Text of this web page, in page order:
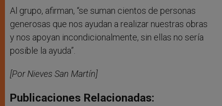
Al grupo, afirman, “se suman cientos de personas
generosas que nos ayudan a realizar nuestras obras
y nos apoyan incondicionalmente, sin ellas no sería
posible la ayuda”.
[Por Nieves San Martín]
Publicaciones Relacionadas: